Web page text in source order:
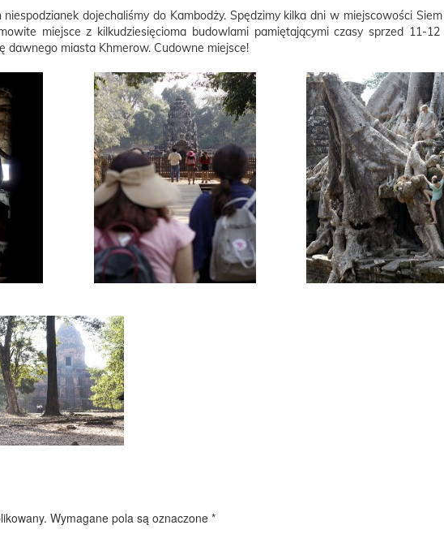
dojechaliśmy do Kambodży. Spędzimy kilka dni w miejscowości
miejsce z kilkudziesięcioma budowlami pamiętającymi czasy sprzed 11-
dawnego miasta Khmerow. Cudowne miejsce!
Wymagane pola są oznaczone *